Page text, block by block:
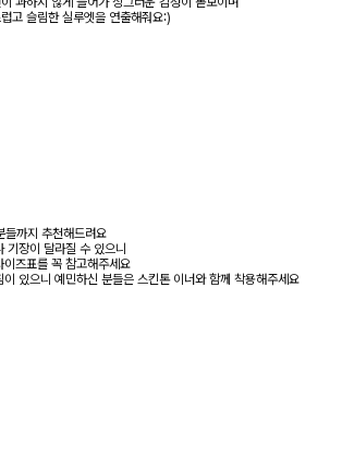
고 슬림한 실루엣을 연출해줘요:)
까지 추천해드려요
기장이 달라질 수 있으니
즈표를 꼭 참고해주세요
있으니 예민하신 분들은 스킨톤 이너와 함께 착용해주세요